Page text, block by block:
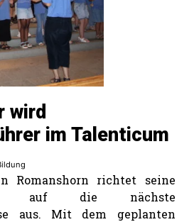
wird
im Talenticum
Romanshorn richtet seine
auf die nächste
aus. Mit dem geplanten